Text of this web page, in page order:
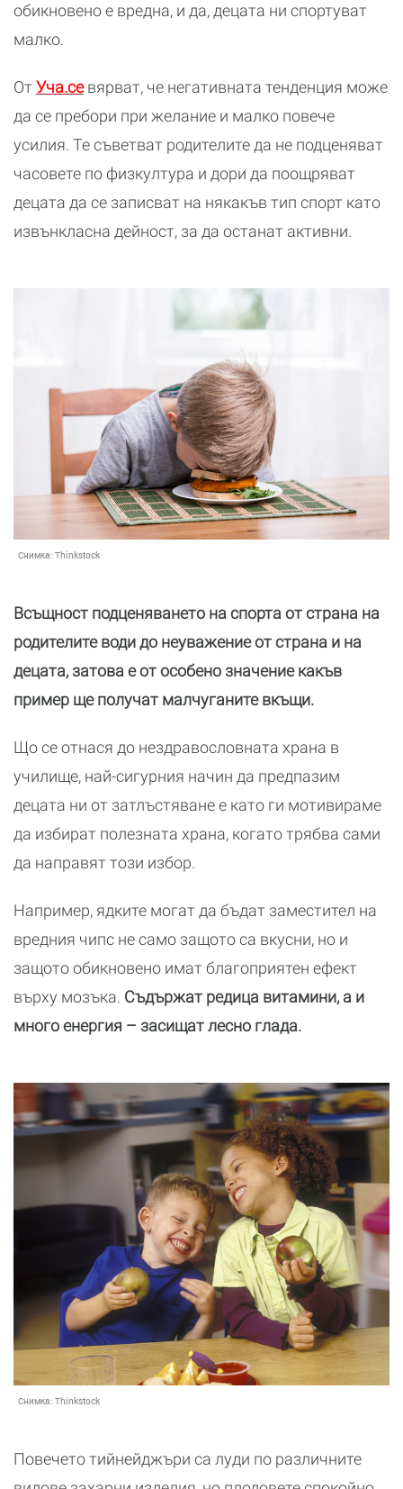
обикновено е вредна, и да, децата ни спортуват
малко.
От Уча.севярват, че негативната тенденция може
да се пребори при желание и малко повече
усилия. Те съветват родителите да не подценяват
часовете по физкултура и дори да поощряват
децата да се записват на някакъв тип спорт като
извънкласна дейност, за да останат активни.
Снимка: Thinkstock
Всъщност подценяването на спорта от страна на
родителите води до неуважение от страна и на
децата, затова е от особено значение какъв
пример ще получат малчуганите вкъщи.
Що се отнася до нездравословната храна в
училище, най-сигурния начин да предпазим
децата ни от затлъстяване е като ги мотивираме
да избират полезната храна, когато трябва сами
да направят този избор.
Например, ядките могат да бъдат заместител на
вредния чипс не само защото са вкусни, но и
защото обикновено имат благоприятен ефект
върху мозъка. Съдържат редица витамини, а и
много енергия – засищат лесно глада.
Снимка: Thinkstock
Повечето тийнейджъри са луди по различните